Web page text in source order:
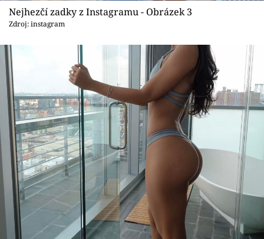
Nejhezčí zadky z Instagramu - Obrázek 3
Zdroj: instagram